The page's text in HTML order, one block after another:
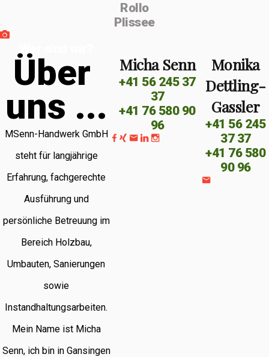
Rollo
Plissee
Über
uns ...
MSenn-Handwerk GmbH
steht für langjährige
Erfahrung, fachgerechte
Ausführung und
persönliche Betreuung im
Bereich Holzbau,
Umbauten, Sanierungen
sowie
Instandhaltungsarbeiten.
Mein Name ist Micha
Senn, ich bin in Gansingen
Micha Senn
+41 56 245 37
37
+41 76 580 90
96
Monika
Dettling-
Gassler
+41 56 245
37 37
+41 76 580
90 96